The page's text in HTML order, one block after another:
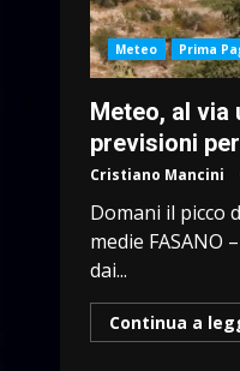
Meteo Prima
Meteo, al via
previsioni
Cristiano Mancini
Domani il picco
medie FASANO
dai...
Continua a